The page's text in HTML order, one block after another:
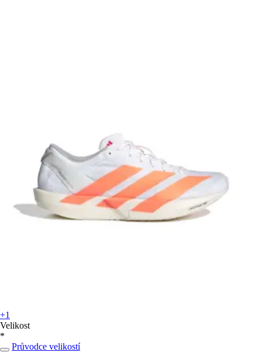
+1
Velikost
*
Průvodce velikostí